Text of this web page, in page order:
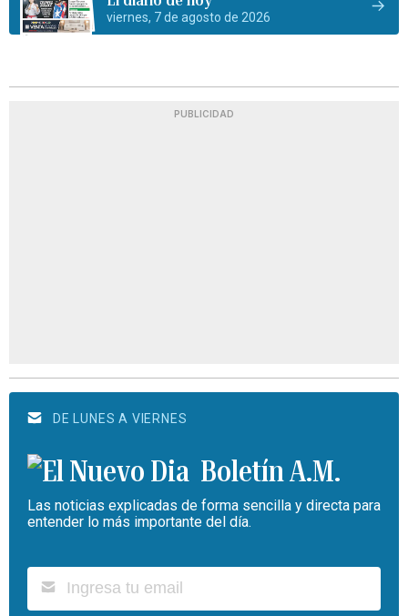
viernes, 7 de agosto de 2026
PUBLICIDAD
DE LUNES A VIERNES
Boletín A.M.
Las noticias explicadas de forma sencilla y directa para
entender lo más importante del día.